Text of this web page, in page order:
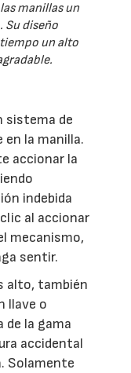
manillas un
Su diseño
un alto
sistema de
la manilla.
accionar la
indebida
al accionar
mecanismo,
sentir.
alto, también
llave o
de la gama
accidental
Solamente